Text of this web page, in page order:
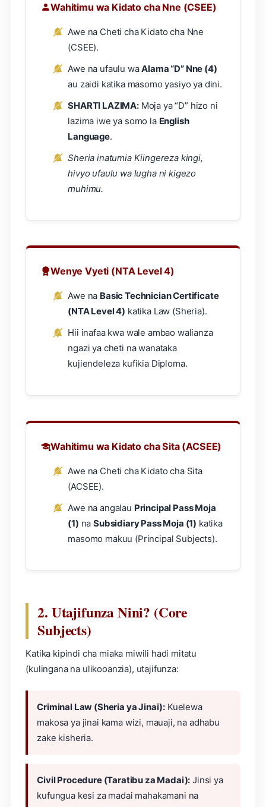
Wahitimu wa Kidato cha Nne (CSEE)
Awe na Cheti cha Kidato cha Nne
(CSEE).
Awe na ufaulu waAlama “D” Nne (4)
au zaidi katika masomo yasiyo ya dini.
SHARTI LAZIMA:Moja ya “D” hizo ni
lazima iwe ya somo la English
Language.
Sheria inatumia Kiingereza kingi,
hivyo ufaulu wa lugha ni kigezo
muhimu.
Wenye Vyeti (NTA Level 4)
Awe na Basic Technician Certificate
(NTA Level 4) katika Law (Sheria).
Hii inafaa kwa wale ambao walianza
ngazi ya cheti na wanataka
kujiendeleza kufikia Diploma.
Wahitimu wa Kidato cha Sita (ACSEE)
Awe na Cheti cha Kidato cha Sita
(ACSEE).
Awe na angalau Principal Pass Moja
(1) naSubsidiary Pass Moja (1) katika
masomo makuu (Principal Subjects).
2. Utajifunza Nini? (Core
Subjects)
Katika kipindi cha miaka miwili hadi mitatu
(kulingana na ulikooanzia), utajifunza:
Criminal Law (Sheria ya Jinai): Kuelewa
makosa ya jinai kama wizi, mauaji, na adhabu
zake kisheria.
Civil Procedure (Taratibu za Madai): Jinsi ya
kufungua kesi za madai mahakamani na